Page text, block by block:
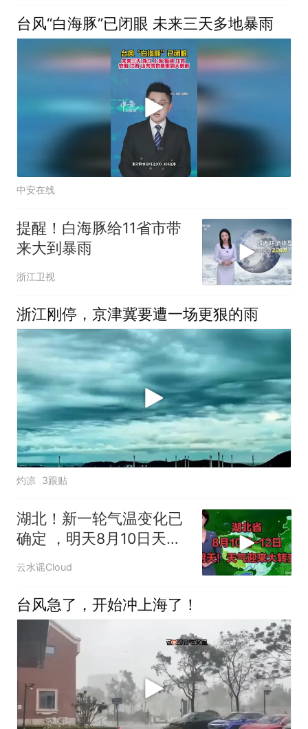
台风“白海豚”已闭眼 未来三天多地暴雨
中安在线
提醒！白海豚给11省市带
来大到暴雨
浙江卫视
浙江刚停，京津冀要遭一场更狠的雨
灼凉 3跟贴
湖北！新一轮气温变化已
确定 ，明天8月10日天气
迎来大转变
云水谣Cloud
台风急了，开始冲上海了！